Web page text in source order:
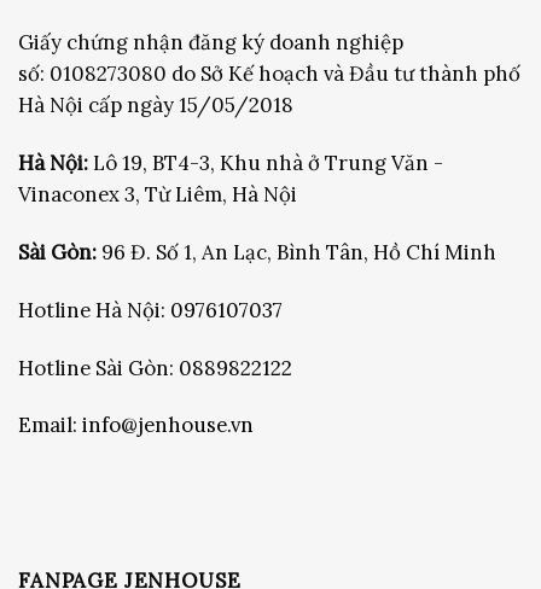
Giấy chứng nhận đăng ký doanh nghiệp
số: 0108273080 do Sở Kế hoạch và Đầu tư thành phố
Hà Nội cấp ngày 15/05/2018
Hà Nội:Lô 19, BT4-3, Khu nhà ở Trung Văn -
Vinaconex 3, Từ Liêm, Hà Nội
Sài Gòn: 96 Đ. Số 1, An Lạc, Bình Tân, Hồ Chí Minh
Hotline Hà Nội: 0976107037
Hotline Sài Gòn: 0889822122
Email: info@jenhouse.vn
FANPAGE JENHOUSE